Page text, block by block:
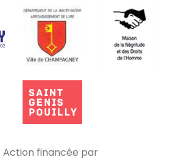
Action financée par